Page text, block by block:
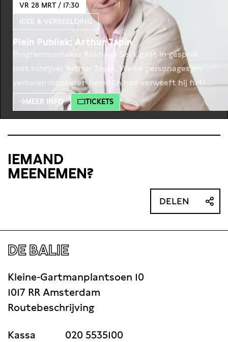
VR 28 MRT / 17:30
IDEE & VERBEELDING
Plein Publiek: Arthur Japin
Programmamaker Rokhaya Seck gaat in gesprek
met schrijver Arthur Japin. Welke personages en
verhalen inspireren hem? En hoe verweeft hij fictie
en realiteit in zijn werk? Arthur Japin schrijft
romans en verhalen, toneelstukken en soms een
Sindsdien verschenen van
MEER INFO TICKETS
IEMAND
MEENEMEN?
DELEN
DE BALIE
Kleine-Gartmanplantsoen 10
1017 RR Amsterdam
Routebeschrijving
Kassa
020 5535100